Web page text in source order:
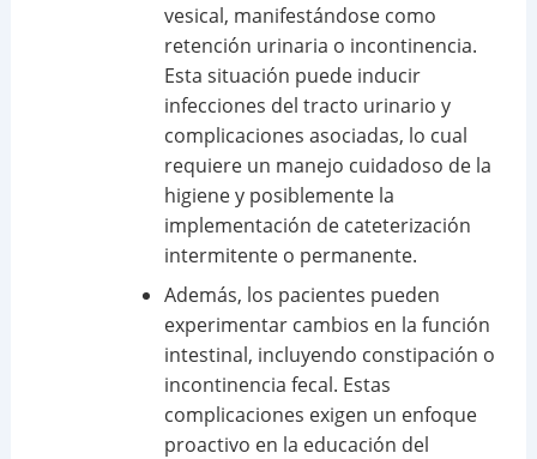
vesical, manifestándose como
retención urinaria o incontinencia.
Esta situación puede inducir
infecciones del tracto urinario y
complicaciones asociadas, lo cual
requiere un manejo cuidadoso de la
higiene y posiblemente la
implementación de cateterización
intermitente o permanente.
Además, los pacientes pueden
experimentar cambios en la función
intestinal, incluyendo constipación o
incontinencia fecal. Estas
complicaciones exigen un enfoque
proactivo en la educación del